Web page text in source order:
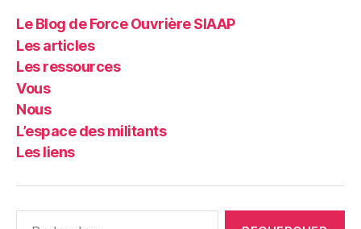
Le Blog de Force Ouvrière SIAAP
Les articles
Les ressources
Vous
Nous
L’espace des militants
Les liens